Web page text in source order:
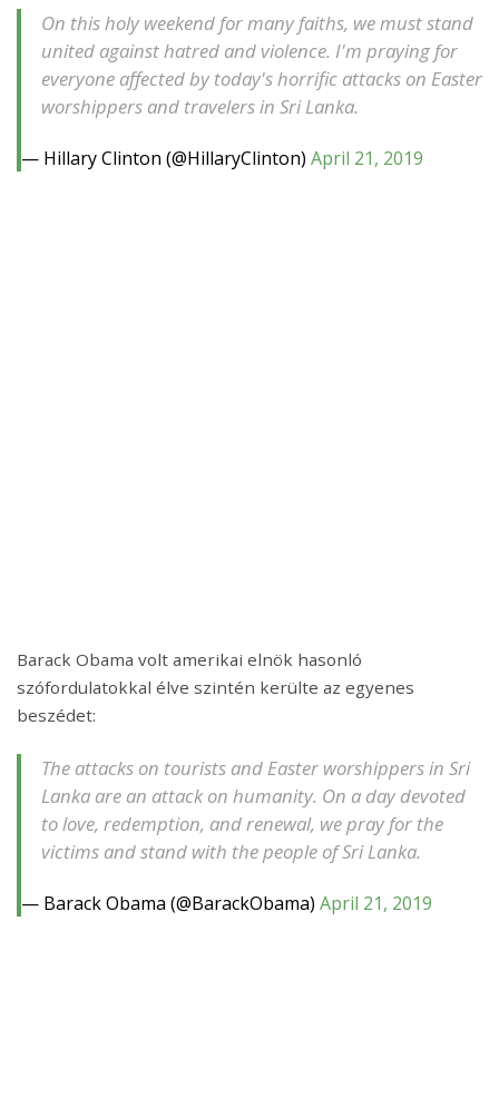
On this holy weekend for many faiths, we must stand
united against hatred and violence. I'm praying for
everyone affected by today's horrific attacks on Easter
worshippers and travelers in Sri Lanka.
— Hillary Clinton (@HillaryClinton) April 21, 2019
Barack Obama volt amerikai elnök hasonló
szófordulatokkal élve szintén kerülte az egyenes
beszédet:
The attacks on tourists and Easter worshippers in Sri
Lanka are an attack on humanity. On a day devoted
to love, redemption, and renewal, we pray for the
victims and stand with the people of Sri Lanka.
— Barack Obama (@BarackObama) April 21, 2019